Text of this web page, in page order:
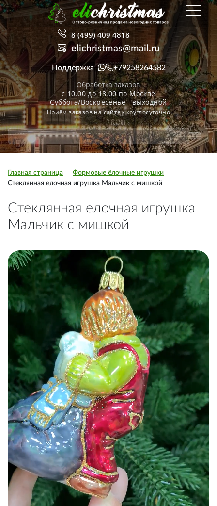
8 (499) 409 4818
elichristmas@mail.ru
Поддержка +79258264582
Обработка заказов
с 10.00 до 18.00 по Москве
Суббота/Воскресенье - выходной
Приём заказов на сайте - круглосуточно
Главная страница
Формовые ёлочные игрушки
Стеклянная елочная игрушка Мальчик с мишкой
Стеклянная елочная игрушка
Мальчик с мишкой